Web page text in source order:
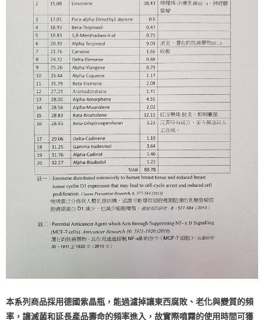
本系列商品採用德國紫晶瓶，能過濾掉讓東西腐敗、老化與變質的頻
率，讓滅菌和延長產品壽命的頻率進入，故實際噴霧的使用時間可獲